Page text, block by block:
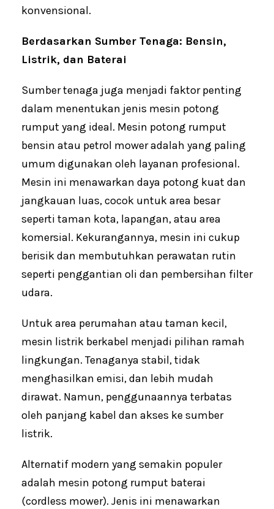
konvensional.
Berdasarkan Sumber Tenaga: Bensin,
Listrik, dan Baterai
Sumber tenaga juga menjadi faktor penting
dalam menentukan jenis mesin potong
rumput yang ideal. Mesin potong rumput
bensin atau petrol mower adalah yang paling
umum digunakan oleh layanan profesional.
Mesin ini menawarkan daya potong kuat dan
jangkauan luas, cocok untuk area besar
seperti taman kota, lapangan, atau area
komersial. Kekurangannya, mesin ini cukup
berisik dan membutuhkan perawatan rutin
seperti penggantian oli dan pembersihan filter
udara.
Untuk area perumahan atau taman kecil,
mesin listrik berkabel menjadi pilihan ramah
lingkungan. Tenaganya stabil, tidak
menghasilkan emisi, dan lebih mudah
dirawat. Namun, penggunaannya terbatas
oleh panjang kabel dan akses ke sumber
listrik.
Alternatif modern yang semakin populer
adalah mesin potong rumput baterai
(cordless mower). Jenis ini menawarkan